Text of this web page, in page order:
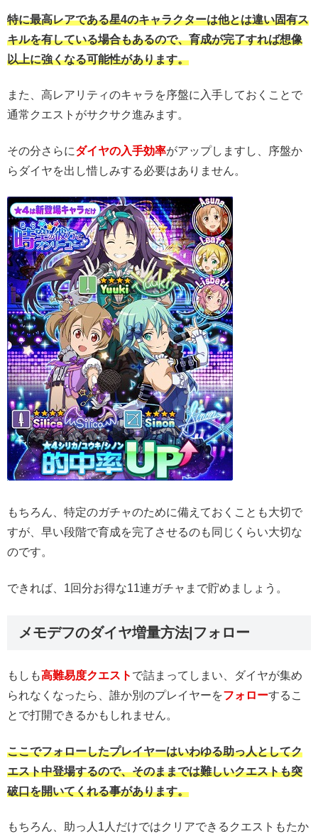
特に最高レアである星4のキャラクターは他とは違い固有ス
キルを有している場合もあるので、育成が完了すれば想像
以上に強くなる可能性があります。
また、高レアリティのキャラを序盤に入手しておくことで
通常クエストがサクサク進みます。
その分さらにダイヤの入手効率がアップしますし、序盤か
らダイヤを出し惜しみする必要はありません。
もちろん、特定のガチャのために備えておくことも大切で
すが、早い段階で育成を完了させるのも同じくらい大切な
のです。
できれば、1回分お得な11連ガチャまで貯めましょう。
メモデフのダイヤ増量方法|フォロー
もしも高難易度クエスト で詰まってしまい、ダイヤが集め
られなくなったら、誰か別のプレイヤーをフォローするこ
とで打開できるかもしれません。
ここでフォローしたプレイヤーはいわゆる助っ人としてク
エスト中登場するので、そのままでは難しいクエストも突
破口を開いてくれる事があります。
もちろん、助っ人1人だけではクリアできるクエストもたか